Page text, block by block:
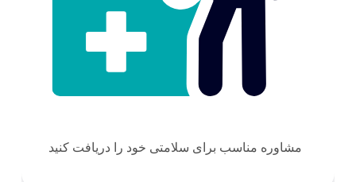
مشاوره مناسب برای سلامتی خود را دریافت کنید